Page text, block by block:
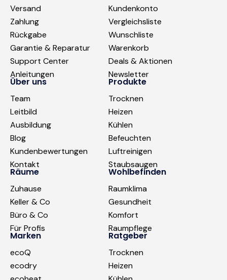
Versand
Zahlung
Rückgabe
Garantie & Reparatur
Support Center
Anleitungen
Kundenkonto
Vergleichsliste
Wunschliste
Warenkorb
Deals & Aktionen
Newsletter
Über uns
Team
Leitbild
Ausbildung
Blog
Kundenbewertungen
Kontakt
Produkte
Trocknen
Heizen
Kühlen
Befeuchten
Luftreinigen
Staubsaugen
Räume
Zuhause
Keller & Co
Büro & Co
Für Profis
Wohlbefinden
Raumklima
Gesundheit
Komfort
Raumpflege
Marken
ecoQ
ecodry
Ratgeber
Trocknen
Heizen